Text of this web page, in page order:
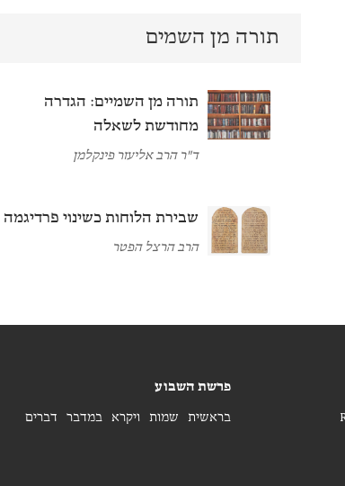
תורה מן השמים
תורה מן השמיים: הגדרה
מחודשת לשאלה
ד"ר הרב אליעזר פינקלמן
שבירת הלוחות כשינוי פרדיגמה
הרב הרצל הפטר
פרשת השבוע
בראשית שמות ויקרא במדבר דברים